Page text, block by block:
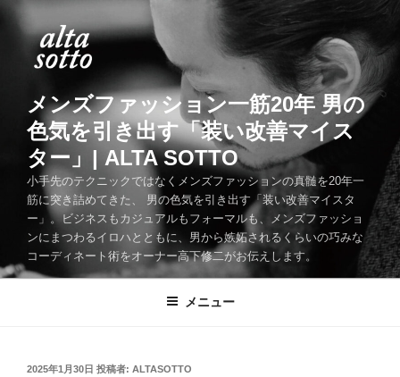
メンズファッション一筋20年 男の
色気を引き出す「装い改善マイス
ター」| ALTA SOTTO
小手先のテクニックではなくメンズファッションの真髄を20年一
筋に突き詰めてきた、 男の色気を引き出す「装い改善マイスタ
ー」。ビジネスもカジュアルもフォーマルも、メンズファッショ
ンにまつわるイロハとともに、男から嫉妬されるくらいの巧みな
コーディネート術をオーナー高下修二がお伝えします。
メニュー
投
2025年1月30日 投稿者: ALTASOTTO